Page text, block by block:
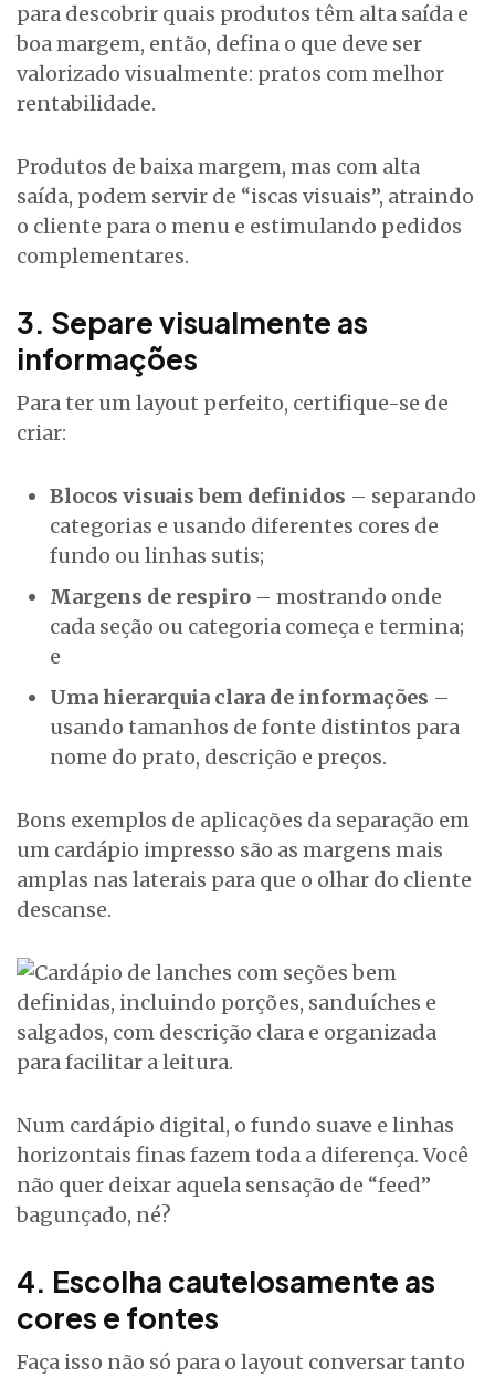
para descobrir quais produtos têm alta saída e
boa margem, então, defina o que deve ser
valorizado visualmente: pratos com melhor
rentabilidade.
Produtos de baixa margem, mas com alta
saída, podem servir de “iscas visuais”, atraindo
o cliente para o menu e estimulando pedidos
complementares.
3. Separe visualmente as
informações
Para ter um layout perfeito, certifique-se de
criar:
Blocos visuais bem definidos – separando
categorias e usando diferentes cores de
fundo ou linhas sutis;
Margens de respiro – mostrando onde
cada seção ou categoria começa e termina;
e
Uma hierarquia clara de informações –
usando tamanhos de fonte distintos para
nome do prato, descrição e preços.
Bons exemplos de aplicações da separação em
um cardápio impresso são as margens mais
amplas nas laterais para que o olhar do cliente
descanse.
Num cardápio digital, o fundo suave e linhas
horizontais finas fazem toda a diferença. Você
não quer deixar aquela sensação de “feed”
bagunçado, né?
4. Escolha cautelosamente as
cores e fontes
Faça isso não só para o layout conversar tanto